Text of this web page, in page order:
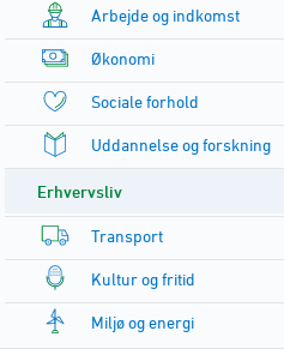
Arbejde og indkomst
Økonomi
Sociale forhold
Uddannelse og forskning
Erhvervsliv
Transport
Kultur og fritid
Miljø og energi